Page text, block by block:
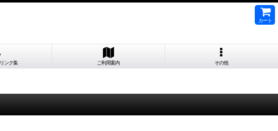
カート
ンク集 ご利用案内 その他